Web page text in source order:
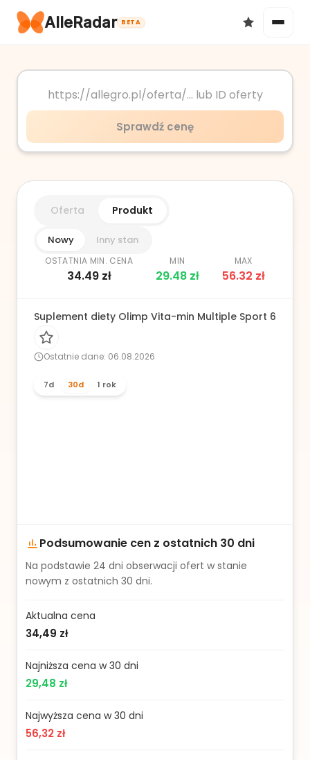
AlleRadar BETA
Okazje
Sprawdź cenę
Oferta Produkt
Nowy Inny stan
OSTATNIA MIN. CENA
34.49 zł
MIN
29.48zł
MAX
56.32 zł
Suplement diety Olimp Vita-min Multiple Sport 60
Ostatnie dane: 06.08.2026
7d 30d 1 rok
Podsumowanie cen z ostatnich 30 dni
Na podstawie 24 dni obserwacji ofert w stanie
nowym z ostatnich 30 dni.
Aktualna cena
34,49 zł
Najniższa cena w 30 dni
29,48 zł
Najwyższa cena w 30 dni
56,32 zł